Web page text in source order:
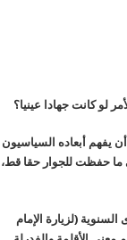
لو كانت جهادا عينيا؟
يفهم أبعاده السياسيون
ما حفظت للجوار حقا قط،
(لزيارة الإمام